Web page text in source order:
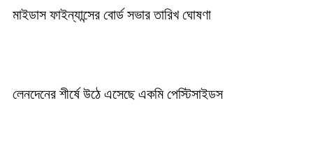
মাইডাস ফাইন্যান্সের বোর্ড সভার তারিখ ঘোষণা
লেনদেনের শীর্ষে উঠে এসেছে একমি পেস্টিসাইডস